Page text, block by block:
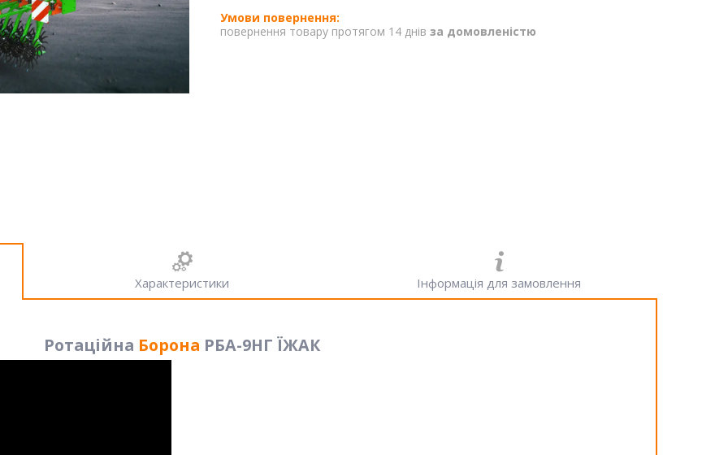
повернення товару протягом 14 днів за домовленістю
Характеристики Інформація для замовлення
Ротаційна Борона РБА-9НГ ЇЖАК